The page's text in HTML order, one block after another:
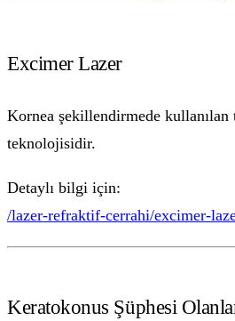
Excimer Lazer
Kornea şekillendirmede kullanılan
teknolojisidir.
Detaylı bilgi için:
/lazer-refraktif-cerrahi/excimer-
Keratokonus Şüphesi